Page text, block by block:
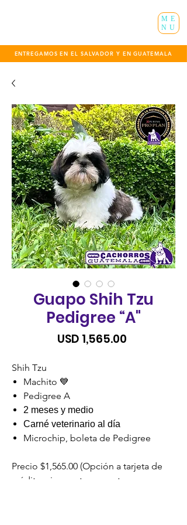
ENTREGAMOS EN EL SALVADOR Y EN GUATEMALA
ME
NU
Guapo Shih Tzu
Pedigree “A"
USD 1,565.00
Shih Tzu
Machito 💙
Pedigree A
2 meses y medio
Carné veterinario al día
Microchip, boleta de Pedigree
Precio $1,565.00 (Opción a tarjeta de
crédito, visa cuotas o cuotas